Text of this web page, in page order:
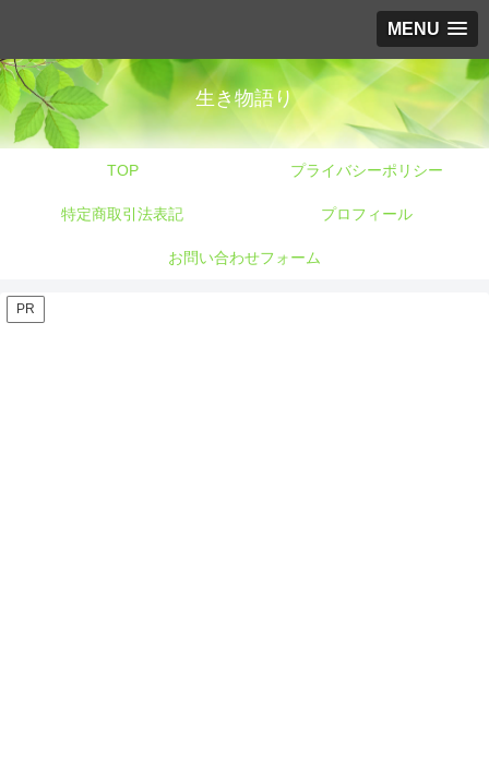
MENU
生き物語り
TOP プライバシーポリシー
特定商取引法表記 プロフィール
お問い合わせフォーム
PR